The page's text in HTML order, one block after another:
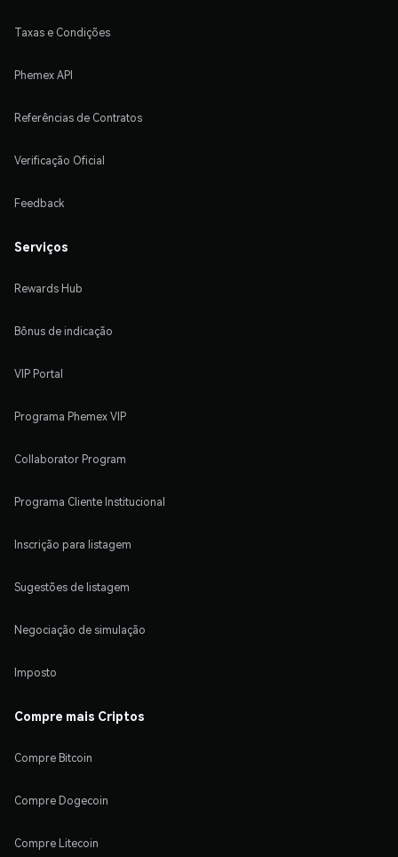
Taxas e Condições
Phemex API
Referências de Contratos
Verificação Oficial
Feedback
Serviços
Rewards Hub
Bônus de indicação
VIP Portal
Programa Phemex VIP
Collaborator Program
Programa Cliente Institucional
Inscrição para listagem
Sugestões de listagem
Negociação de simulação
Imposto
Compre mais Criptos
Compre Bitcoin
Compre Dogecoin
Compre Litecoin